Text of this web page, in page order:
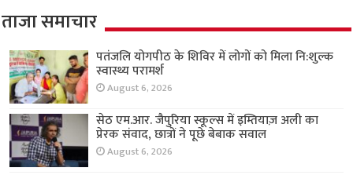
ताजा समाचार
पतंजलि योगपीठ के शिविर में लोगों को मिला नि:शुल्क
स्वास्थ्य परामर्श
August 6, 2026
सेठ एम.आर. जैपुरिया स्कूल्स में इम्तियाज़ अली का
प्रेरक संवाद, छात्रों ने पूछे बेबाक सवाल
August 6, 2026